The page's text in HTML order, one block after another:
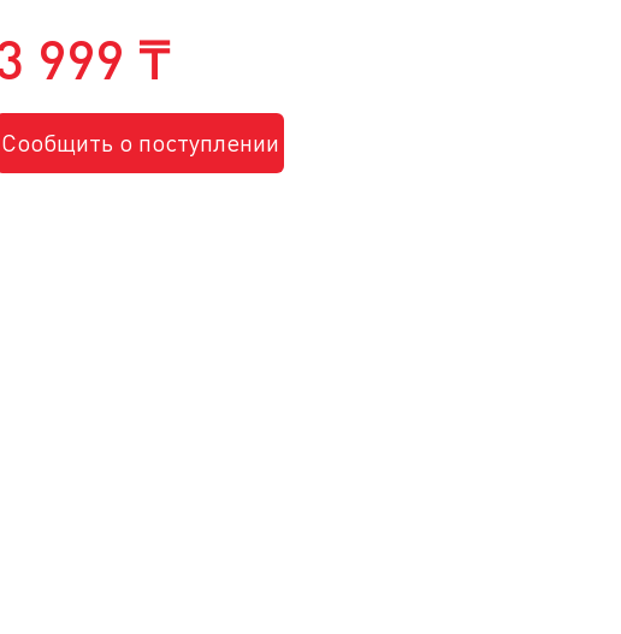
999 ₸
Сообщить о поступлении